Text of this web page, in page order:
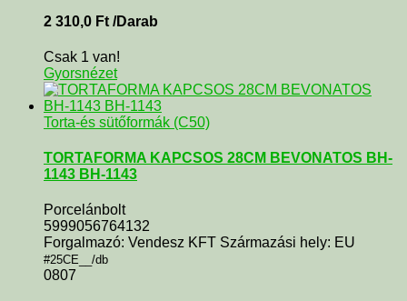
2 310,0 Ft /Darab
Csak 1 van!
Gyorsnézet
Torta-és sütőformák (C50)
TORTAFORMA KAPCSOS 28CM BEVONATOS BH-
1143 BH-1143
Porcelánbolt
5999056764132
Forgalmazó: Vendesz KFT Származási hely: EU
#25CE__/db
0807